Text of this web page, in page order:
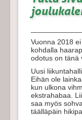
Vuonna 2018
kohdalla
odotus on tänä
Uusi
Eihän ole
kun ulkona
ekstrahabaa.
saa myös
täälläpäin